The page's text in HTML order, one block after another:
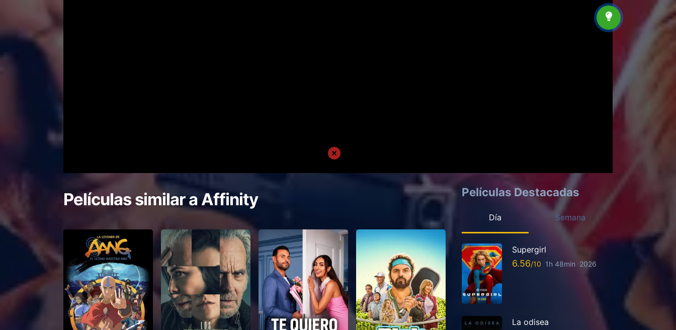
Películas similar aAffinity Películas Destacadas
Día Semana
Supergirl
6.56 1h 48min 2026
La odisea